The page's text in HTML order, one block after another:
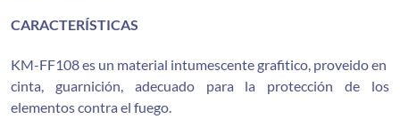
CARACTERÍSTICAS
KM-FF108 es un material intumescente grafitico, proveido en
cinta, guarnición, adecuado para la protección de los
elementos contra el fuego.